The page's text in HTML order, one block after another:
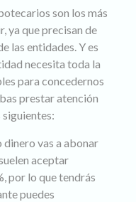
son los más
ya que precisan de
las entidades. Y es
necesita toda la
para concedernos
prestar atención
dinero vas a abonar
aceptar
por lo que tendrás
puedes